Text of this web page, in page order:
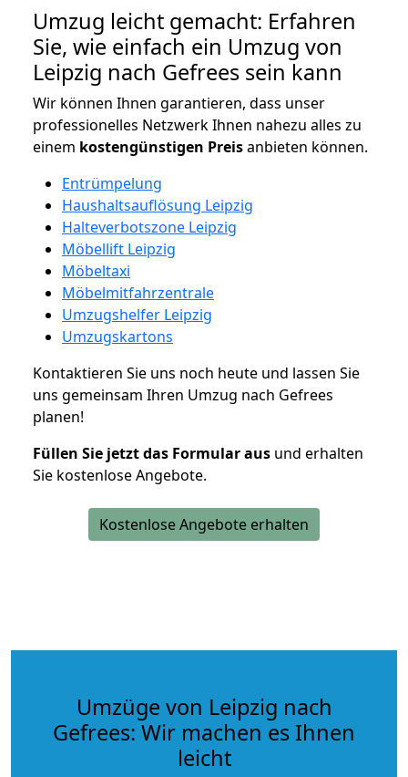
Umzug leicht gemacht: Erfahren
Sie, wie einfach ein Umzug von
Leipzig nach Gefrees sein kann
Wir können Ihnen garantieren, dass unser
professionelles Netzwerk Ihnen nahezu alles zu
einem kostengünstigen Preisanbieten können.
Entrümpelung
Haushaltsauflösung Leipzig
Halteverbotszone Leipzig
Möbellift Leipzig
Möbeltaxi
Möbelmitfahrzentrale
Umzugshelfer Leipzig
Umzugskartons
Kontaktieren Sie uns noch heute und lassen Sie
uns gemeinsam Ihren Umzug nach Gefrees
planen!
Füllen Sie jetzt das Formular aus und erhalten
Sie kostenlose Angebote.
Kostenlose Angebote erhalten
Umzüge von Leipzig nach
Gefrees: Wir machen es Ihnen
leicht